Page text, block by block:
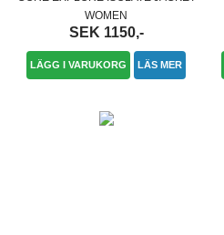
WOMEN
SEK 1150,-
LÄGG I VARUKORG LÄS MER